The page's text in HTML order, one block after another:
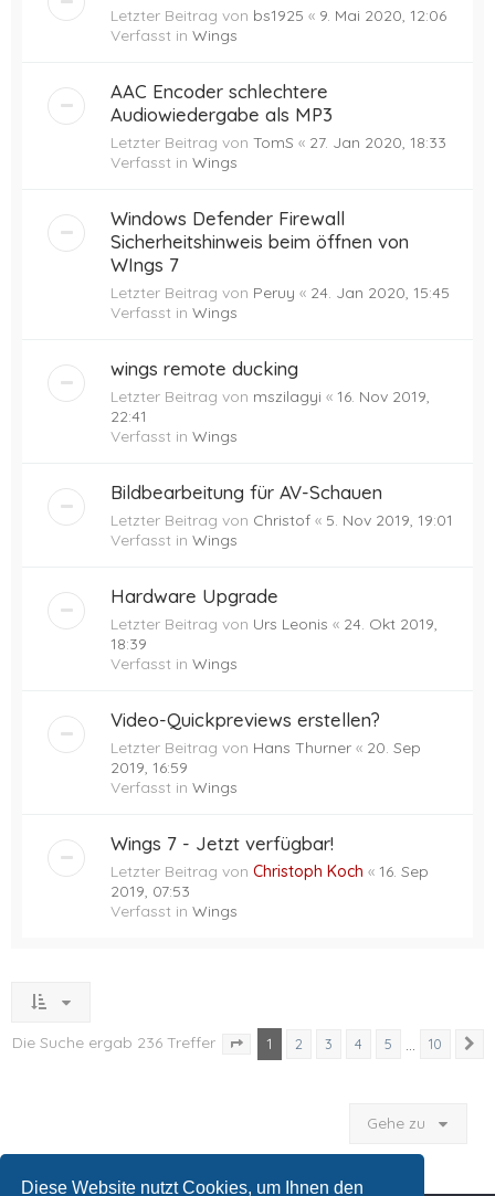
Diese Website nutzt Cookies, um Ihnen den
Letzter Beitrag von bs1925 « 9. Mai 2020, 12:06
Verfasst in Wings
AAC Encoder schlechtere
Audiowiedergabe als MP3
Letzter Beitrag von TomS « 27. Jan 2020, 18:33
Verfasst in Wings
Windows Defender Firewall
Sicherheitshinweis beim öffnen von
WIngs 7
Letzter Beitrag von Peruy « 24. Jan 2020, 15:45
Verfasst in Wings
wings remote ducking
Letzter Beitrag von mszilagyi « 16. Nov 2019,
22:41
Verfasst in Wings
Bildbearbeitung für AV-Schauen
Letzter Beitrag von Christof « 5. Nov 2019, 19:01
Verfasst in Wings
Hardware Upgrade
Letzter Beitrag von Urs Leonis « 24. Okt 2019,
18:39
Verfasst in Wings
Video-Quickpreviews erstellen?
Letzter Beitrag von Hans Thurner « 20. Sep
2019, 16:59
Verfasst in Wings
Wings 7 - Jetzt verfügbar!
Letzter Beitrag von Christoph Koch « 16. Sep
2019, 07:53
Verfasst in Wings
Die Suche ergab 236 Treffer Seite von 10
1 2 3 4 5 10
Gehe zu